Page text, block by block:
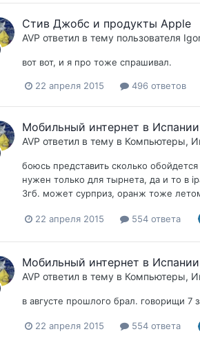
Стив Джобс и продукты Apple
AVP ответил в тему пользователя
вот вот, и я про тоже спрашивал.
22 апреля 2015 496 ответов
Мобильный интернет в
AVP ответил в тему в Компьютеры,
боюсь представить сколько
нужен только для тырнета, да и то в
3гб. может сурприз, оранж тоже
22 апреля 2015 554 ответа
Мобильный интернет в
AVP ответил в тему в Компьютеры,
в августе прошлого брал. говорищи 7
22 апреля 2015 554 ответа